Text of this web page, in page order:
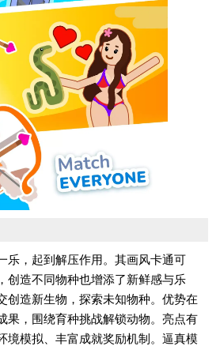
乐，起到解压作用。其画风卡通可
创造不同物种也增添了新鲜感与乐
创造新生物，探索未知物种。优势在
果，围绕育种挑战解锁动物。亮点有
境模拟、丰富成就奖励机制。逼真模